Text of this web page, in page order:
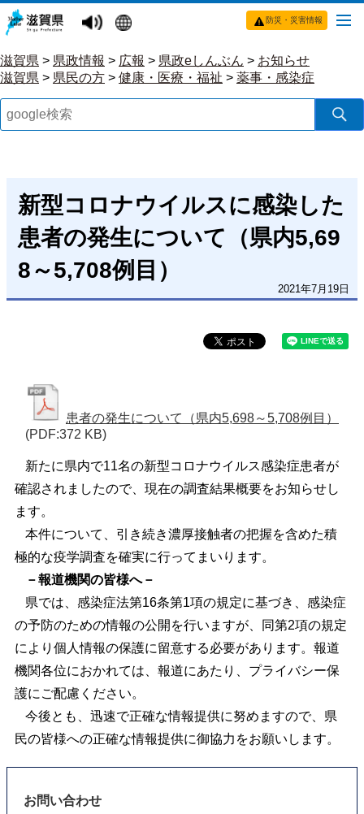
防災・災害情報
滋賀県 > 県政情報 > 広報 > 県政eしんぶん > お知らせ
滋賀県 > 県民の方 > 健康・医療・福祉 > 薬事・感染症
新型コロナウイルスに感染した
患者の発生について（県内5,69
8～5,708例目）
2021年7月19日
患者の発生について（県内5,698～5,708例目）
(PDF:372 KB)
新たに県内で11名の新型コロナウイルス感染症患者が
確認されましたので、現在の調査結果概要をお知らせし
ます。
本件について、引き続き濃厚接触者の把握を含めた積
極的な疫学調査を確実に行ってまいります。
－報道機関の皆様へ－
県では、感染症法第16条第1項の規定に基づき、感染症
の予防のための情報の公開を行いますが、同第2項の規定
により個人情報の保護に留意する必要があります。報道
機関各位におかれては、報道にあたり、プライバシー保
護にご配慮ください。
今後とも、迅速で正確な情報提供に努めますので、県
民の皆様への正確な情報提供に御協力をお願いします。
お問い合わせ